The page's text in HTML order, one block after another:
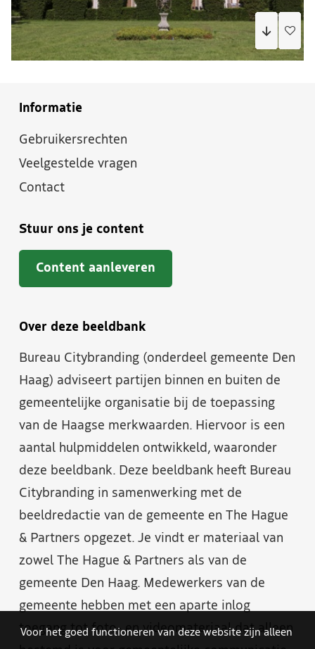
Informatie
Gebruikersrechten
Veelgestelde vragen
Contact
Stuur ons je content
Content aanleveren
Over deze beeldbank
Bureau Citybranding (onderdeel gemeente Den
Haag) adviseert partijen binnen en buiten de
gemeentelijke organisatie bij de toepassing
van de Haagse merkwaarden. Hiervoor is een
aantal hulpmiddelen ontwikkeld, waaronder
deze beeldbank. Deze beeldbank heeft Bureau
Citybranding in samenwerking met de
beeldredactie van de gemeente en The Hague
& Partners opgezet. Je vindt er materiaal van
zowel The Hague & Partners als van de
gemeente Den Haag. Medewerkers van de
gemeente hebben met een aparte inlog
toegang tot foto- en videomateriaal dat alleen
Voor het goed functioneren van deze website zijn alleen